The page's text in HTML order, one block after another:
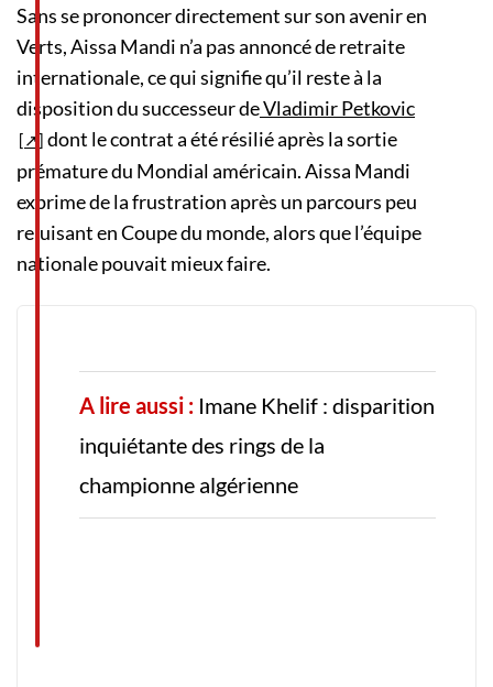
Sans se prononcer directement sur son avenir en
Verts, Aissa Mandi n’a pas annoncé de retraite
internationale, ce qui signifie qu’il reste à la
disposition du successeur deVladimir Petkovic
dont le contrat a été résilié après la sortie
prémature du Mondial américain. Aissa Mandi
exprime de la frustration après un parcours peu
reluisant en Coupe du monde, alors que l’équipe
nationale pouvait mieux faire.
A lire aussi : Imane Khelif : disparition
inquiétante des rings de la
championne algérienne